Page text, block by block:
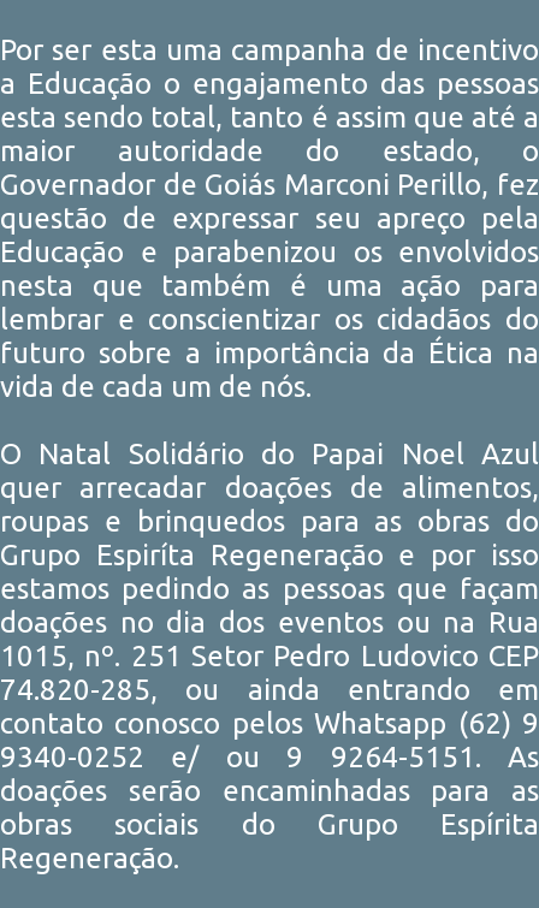
Por ser esta uma campanha de incentivo
a Educação o engajamento das pessoas
esta sendo total, tanto é assim que até a
maior autoridade do estado, o
Governador de Goiás Marconi Perillo, fez
questão de expressar seu apreço pela
Educação e parabenizou os envolvidos
nesta que também é uma ação para
lembrar e conscientizar os cidadãos do
futuro sobre a importância da Ética na
vida de cada um de nós.
O Natal Solidário do Papai Noel Azul
quer arrecadar doações de alimentos,
roupas e brinquedos para as obras do
Grupo Espiríta Regeneração e por isso
estamos pedindo as pessoas que façam
doações no dia dos eventos ou na Rua
1015, nº. 251 Setor Pedro Ludovico CEP
74.820-285, ou ainda entrando em
contato conosco pelos Whatsapp (62) 9
9340-0252 e/ ou 9 9264-5151. As
doações serão encaminhadas para as
obras sociais do Grupo Espírita
Regeneração.